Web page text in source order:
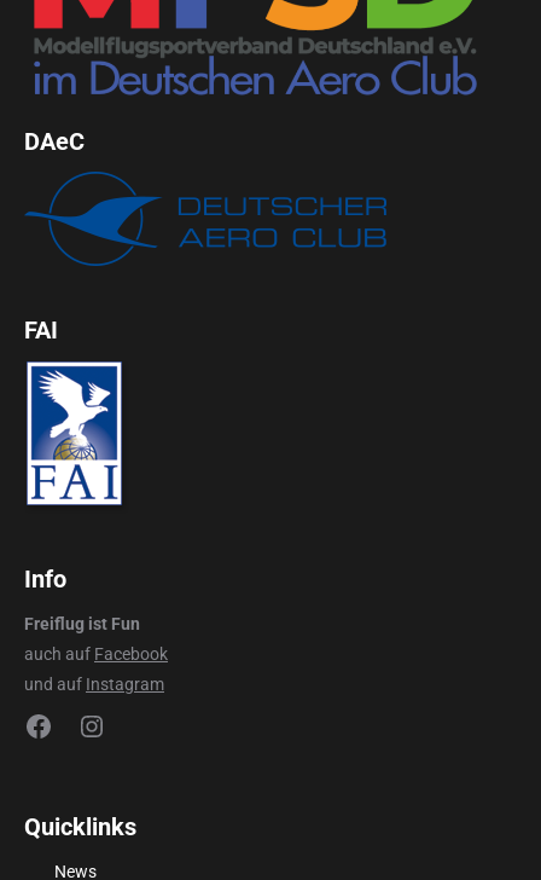
DAeC
FAI
Info
Freiflug ist Fun
auch auf Facebook
und auf Instagram
FacebookInstagram
Quicklinks
News